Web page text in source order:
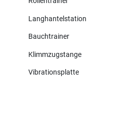
Langhantelstation
Bauchtrainer
Klimmzugstange
Vibrationsplatte